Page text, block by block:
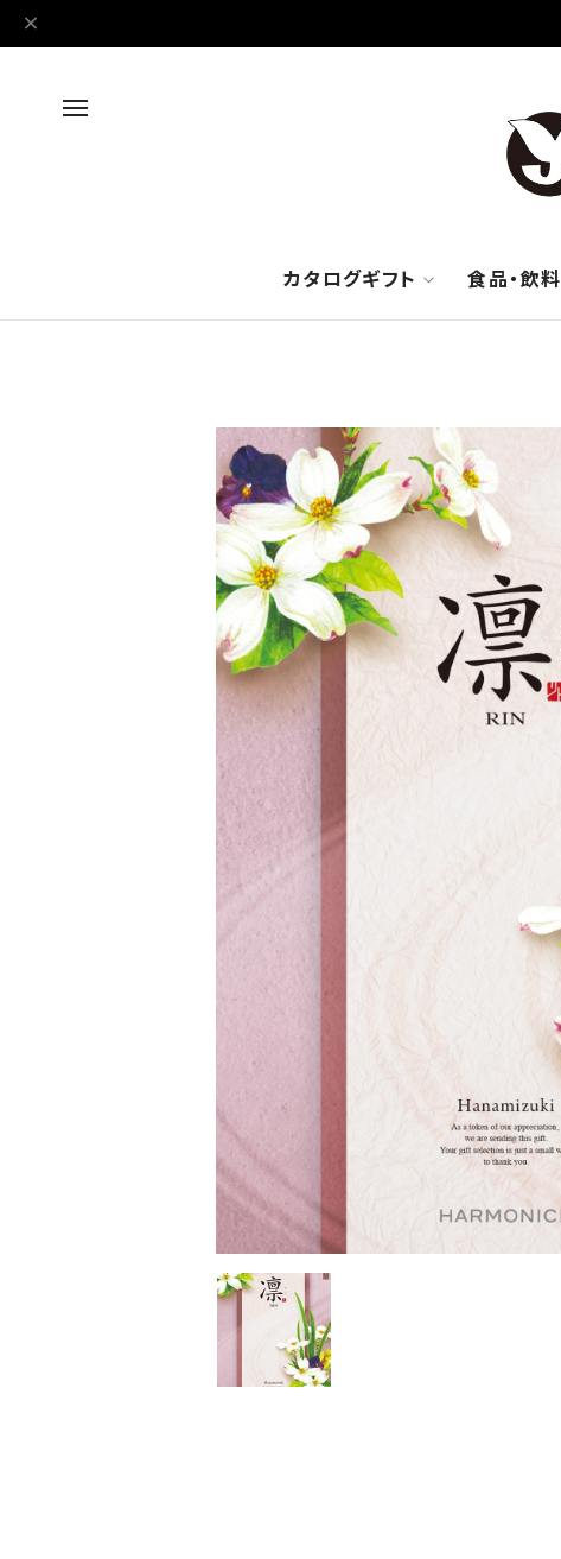
カタログギフト 食品・飲料